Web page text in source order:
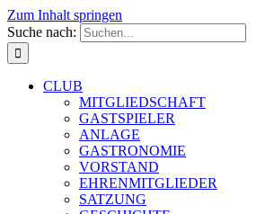
Zum Inhalt springen
Suche nach:
CLUB
MITGLIEDSCHAFT
GASTSPIELER
ANLAGE
GASTRONOMIE
VORSTAND
EHRENMITGLIEDER
SATZUNG